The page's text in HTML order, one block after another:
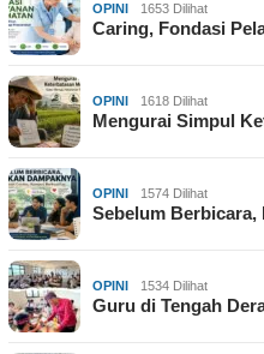
OPINI 1653 Dilihat
Caring, Fondasi
OPINI 1618 Dilihat
Mengurai Simpul
OPINI 1574 Dilihat
Sebelum
OPINI 1534 Dilihat
Guru di Tengah